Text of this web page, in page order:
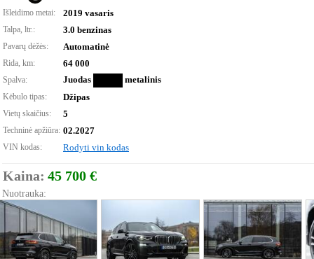
Išleidimo metai: 2019 vasaris
Talpa, ltr.: 3.0 benzinas
Pavarų dėžės: Automatinė
Rida, km: 64 000
Spalva: Juodas metalinis
Kėbulo tipas: Džipas
Vietų skaičius: 5
Techninė apžiūra: 02.2027
VIN kodas: Rodyti vin kodas
Kaina: 45 700 €
Nuotrauka: